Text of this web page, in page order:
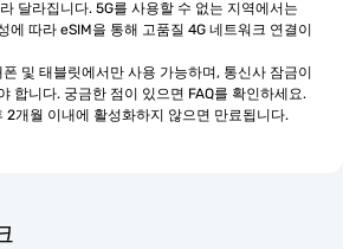
달라집니다. 5G를 사용할 수 없는 지역에서는
에 따라 eSIM을 통해 고품질 4G 네트워크 연결이
및 태블릿에서만 사용 가능하며, 통신사 잠금이
합니다. 궁금한 점이 있으면 FAQ를 확인하세요.
2개월 이내에 활성화하지 않으면 만료됩니다.